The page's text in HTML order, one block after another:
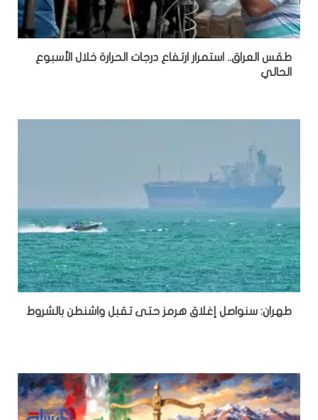
طقس العراق.. استمرار ارتفاع درجات الحرارة خلال الأسبوع
الحالي
طهران: سنواصل إغلاق هرمز حتى تقبل واشنطن بالشروط